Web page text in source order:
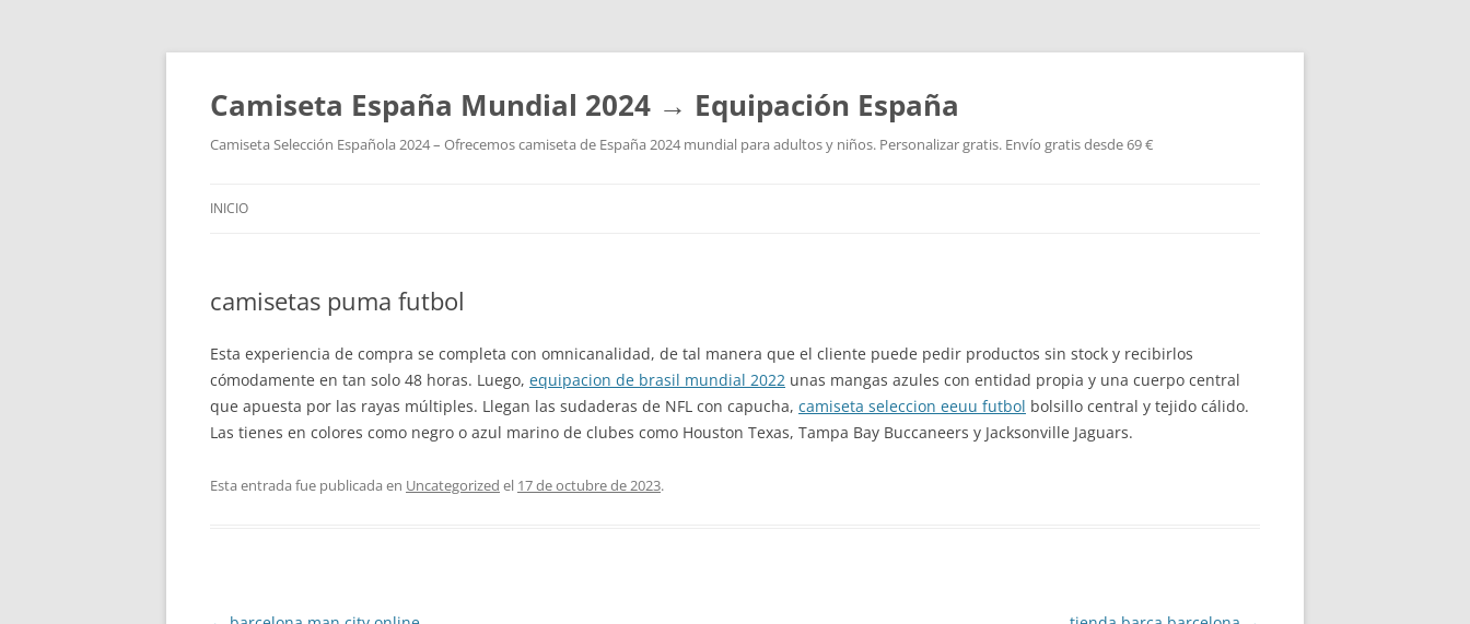
Camiseta España Mundial 2024 → Equipación España
Camiseta Selección Española 2024 – Ofrecemos camiseta de España 2024 mundial para adultos y niños. Personalizar gratis. Envío gratis desde 69 €
INICIO
camisetas puma futbol
Esta experiencia de compra se completa con omnicanalidad, de tal manera que el cliente puede pedir productos sin stock y recibirlos
cómodamente en tan solo 48 horas. Luego, equipacion de brasil mundial 2022 unas mangas azules con entidad propia y una cuerpo central
que apuesta por las rayas múltiples. Llegan las sudaderas de NFL con capucha, camiseta seleccion eeuu futbol bolsillo central y tejido cálido.
Las tienes en colores como negro o azul marino de clubes como Houston Texas, Tampa Bay Buccaneers y Jacksonville Jaguars.
Esta entrada fue publicada en Uncategorized el 17 de octubre de 2023.